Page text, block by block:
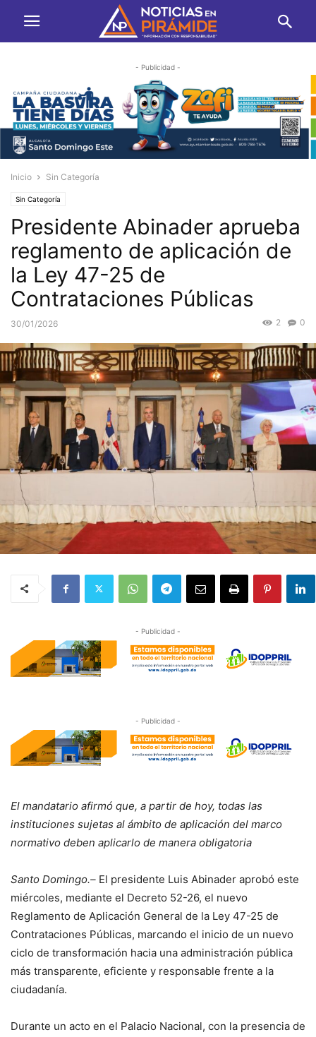
- Publicidad -
Inicio Sin Categoría
Sin Categoría
Presidente Abinader aprueba
reglamento de aplicación de
la Ley 47-25 de
Contrataciones Públicas
30/01/2026 0
2
- Publicidad -
- Publicidad -
El mandatario afirmó que, a partir de hoy, todas las
instituciones sujetas al ámbito de aplicación del marco
normativo deben aplicarlo de manera obligatoria
Santo Domingo.– El presidente Luis Abinader aprobó este
miércoles, mediante el Decreto 52-26, el nuevo
Reglamento de Aplicación General de la Ley 47-25 de
Contrataciones Públicas, marcando el inicio de un nuevo
ciclo de transformación hacia una administración pública
más transparente, eficiente y responsable frente a la
ciudadanía.
Durante un acto en el Palacio Nacional, con la presencia de